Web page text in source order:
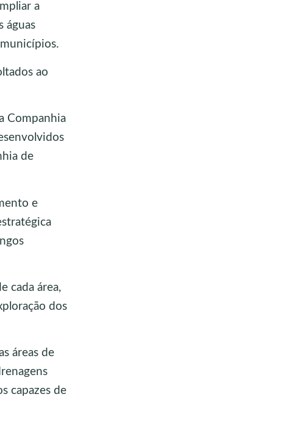
a
águas
ao
Companhia
de
e
cada área,
dos
áreas de
capazes de